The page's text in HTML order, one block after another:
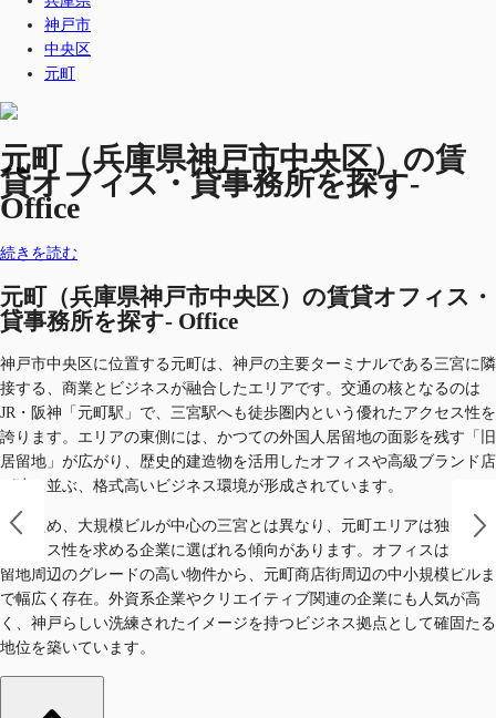
神戸市
中央区
元町
元町（兵庫県神戸市中央区）の賃
貸オフィス・貸事務所を探す-
Office
続きを読む
元町（兵庫県神戸市中央区）の賃貸オフィス・
貸事務所を探す- Office
神戸市中央区に位置する元町は、神戸の主要ターミナルである三宮に隣
接する、商業とビジネスが融合したエリアです。交通の核となるのは
JR・阪神「元町駅」で、三宮駅へも徒歩圏内という優れたアクセス性を
誇ります。エリアの東側には、かつての外国人居留地の面影を残す「旧
居留地」が広がり、歴史的建造物を活用したオフィスや高級ブランド店
が建ち並ぶ、格式高いビジネス環境が形成されています。
このため、大規模ビルが中心の三宮とは異なり、元町エリアは独自のス
テータス性を求める企業に選ばれる傾向があります。オフィスは、旧居
留地周辺のグレードの高い物件から、元町商店街周辺の中小規模ビルま
で幅広く存在。外資系企業やクリエイティブ関連の企業にも人気が高
く、神戸らしい洗練されたイメージを持つビジネス拠点として確固たる
地位を築いています。